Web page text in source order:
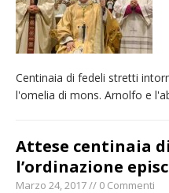
Centinaia di fedeli stretti
l'omelia di mons. Arnolfo e
Attese centinaia
l’ordinazione
Marzo 24, 2017 // 0 Commenti